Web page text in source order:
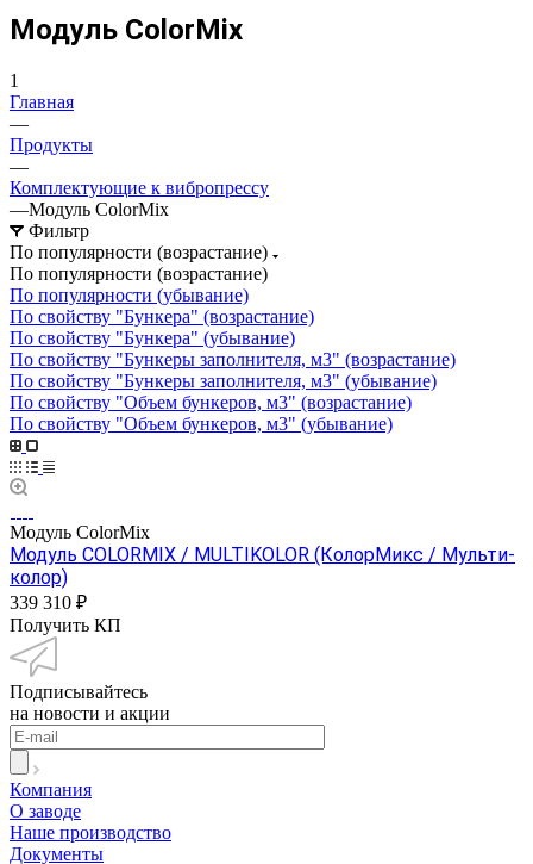
Модуль ColorMix
1
Главная
—
Продукты
—
Комплектующие к вибропрессу
—Модуль ColorMix
Фильтр
По популярности (возрастание)
По популярности (возрастание)
По популярности (убывание)
По свойству "Бункера" (возрастание)
По свойству "Бункера" (убывание)
По свойству "Бункеры заполнителя, м3" (возрастание)
По свойству "Бункеры заполнителя, м3" (убывание)
По свойству "Объем бункеров, м3" (возрастание)
По свойству "Объем бункеров, м3" (убывание)
Модуль ColorMix
Модуль COLORMIX / MULTIKOLOR (КолорМикс / Мульти-
колор)
339 310 ₽
Получить КП
Подписывайтесь
на новости и акции
Компания
О заводе
Наше производство
Документы